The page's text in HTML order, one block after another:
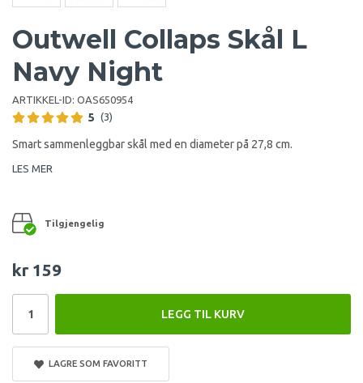
Outwell Collaps Skål L
Navy Night
ARTIKKEL-ID: OAS650954
5 (3)
Smart sammenleggbar skål med en diameter på 27,8 cm.
LES MER
Tilgjengelig
kr 159
LEGG TIL KURV
LAGRE SOM FAVORITT